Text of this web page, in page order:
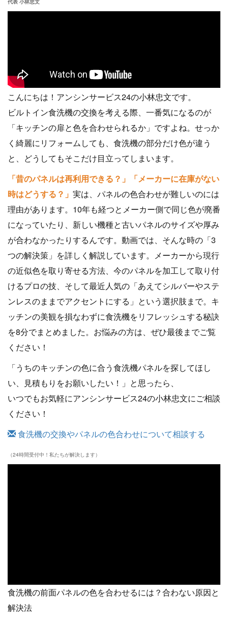
代表 小林忠文
こんにちは！アンシンサービス24の小林忠文です。
ビルトイン食洗機の交換を考える際、一番気になるのが
「キッチンの扉と色を合わせられるか」ですよね。せっか
く綺麗にリフォームしても、食洗機の部分だけ色が違う
と、どうしてもそこだけ目立ってしまいます。
「昔のパネルは再利用できる？」「メーカーに在庫がない
時はどうする？」 実は、パネルの色合わせが難しいのには
理由があります。10年も経つとメーカー側で同じ色が廃番
になっていたり、新しい機種と古いパネルのサイズや厚み
が合わなかったりするんです。動画では、そんな時の「3
つの解決策」を詳しく解説しています。メーカーから現行
の近似色を取り寄せる方法、今のパネルを加工して取り付
けるプロの技、そして最近人気の「あえてシルバーやステ
ンレスのままでアクセントにする」という選択肢まで。キ
ッチンの美観を損なわずに食洗機をリフレッシュする秘訣
を8分でまとめました。お悩みの方は、ぜひ最後までご覧
ください！
「うちのキッチンの色に合う食洗機パネルを探してほし
い、見積もりをお願いしたい！」と思ったら、
いつでもお気軽にアンシンサービス24の小林忠文にご相談
ください！
食洗機の交換やパネルの色合わせについて相談する
（24時間受付中！私たちが解決します）
食洗機の前面パネルの色を合わせるには？合わない原因と
解決法